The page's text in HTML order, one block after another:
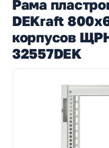
Рама
DEKraft
корпусов
32557DEK